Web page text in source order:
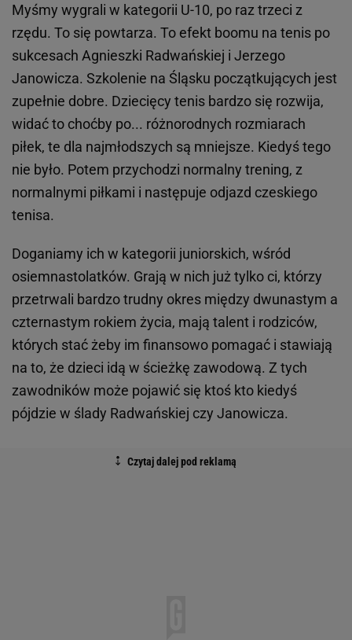
Myśmy wygrali w kategorii U-10, po raz trzeci z
rzędu. To się powtarza. To efekt boomu na tenis po
sukcesach Agnieszki Radwańskiej i Jerzego
Janowicza. Szkolenie na Śląsku początkujących jest
zupełnie dobre. Dziecięcy tenis bardzo się rozwija,
widać to choćby po... różnorodnych rozmiarach
piłek, te dla najmłodszych są mniejsze. Kiedyś tego
nie było. Potem przychodzi normalny trening, z
normalnymi piłkami i następuje odjazd czeskiego
tenisa.
Doganiamy ich w kategorii juniorskich, wśród
osiemnastolatków. Grają w nich już tylko ci, którzy
przetrwali bardzo trudny okres między dwunastym a
czternastym rokiem życia, mają talent i rodziców,
których stać żeby im finansowo pomagać i stawiają
na to, że dzieci idą w ścieżkę zawodową. Z tych
zawodników może pojawić się ktoś kto kiedyś
pójdzie w ślady Radwańskiej czy Janowicza.